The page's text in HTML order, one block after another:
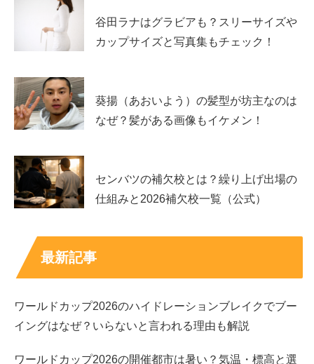
ある疑問をまとめます。
売り切れ回避の結論は「時間帯を変える」「店舗
売り切れ対策で一番効くのは、難しい裏技ではなく、
夕方、夕方に無ければ翌日朝、というように切り替えるだ
けで当たりやすくなります。
店舗だけでなく、住宅街寄りの店舗も候補に入れると、在
庫が残っていることがあります。
り、
次の一手
を決めて動いた方が結果的に満足度が高いで
す。
谷田ラナはグラビアも？スリーサイズや
カップサイズと写真集もチェック！
葵揚（あおいよう）の髪型が坊主なのは
なぜ？髪がある画像もイケメン！
センバツの補欠校とは？繰り上げ出場の
仕組みと2026補欠校一覧（公式）
最新記事
ワールドカップ2026のハイドレーションブレイクでブー
イングはなぜ？いらないと言われる理由も解説
ワールドカップ2026の開催都市は暑い？気温・標高と選